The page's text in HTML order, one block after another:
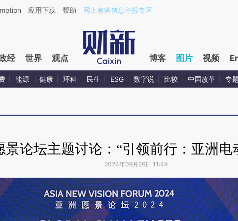
应用下载 帮助 网上有害信息举报专区
经 世界 观点 博客 图片 视频
能源 健康 环科 民生 ESG 数字说 比较 中国改革 专题
景论坛主题讨论：“引领前行：亚洲电
2024年09月26日 11:49